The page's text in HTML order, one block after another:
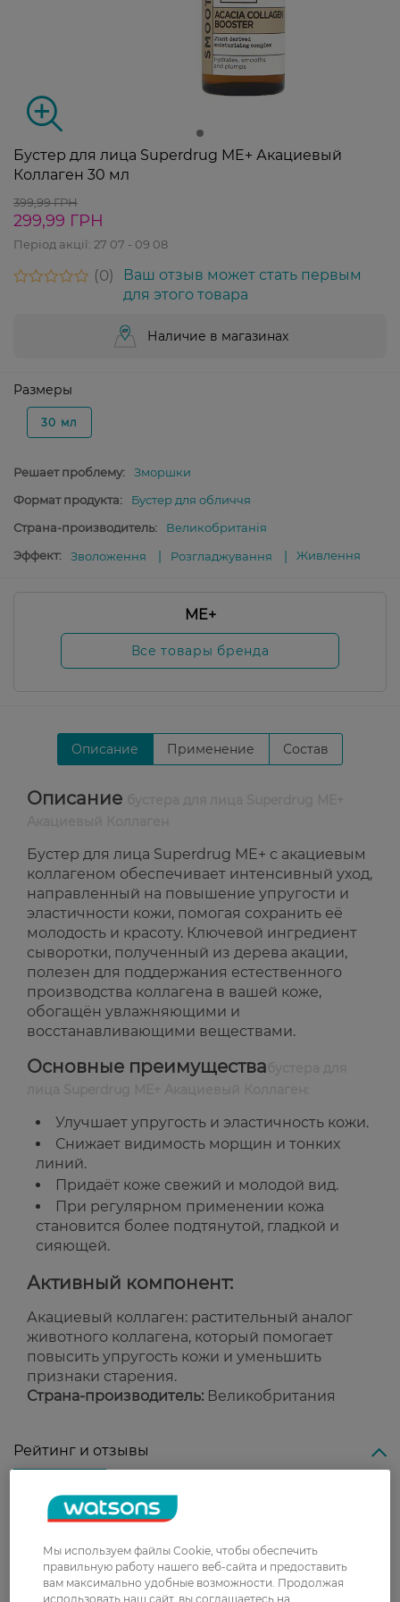
Бустер для лица Superdrug ME+ Акациевый
Коллаген 30 мл
399,99 ГРН
299,99 ГРН
Період акції: 27 07 - 09 08
0
Ваш отзыв может стать первым
для этого товара
Наличие в магазинах
Размеры
30 мл
Решает проблему:
Зморшки
Формат продукта:
Бустер для обличчя
Страна-производитель:
Великобританія
Эффект:
Зволоження Розгладжування Живлення
ME+
Все товары бренда
Описание Применение Состав
Описание
Бустер для лица Superdrug ME+ с акациевым
коллагеном обеспечивает интенсивный уход,
направленный на повышение упругости и
эластичности кожи, помогая сохранить её
молодость и красоту. Ключевой ингредиент
сыворотки, полученный из дерева акации,
полезен для поддержания естественного
производства коллагена в вашей коже,
обогащён увлажняющими и
восстанавливающими веществами.
Основные преимущества
Улучшает упругость и эластичность кожи.
Снижает видимость морщин и тонких
линий.
Придаёт коже свежий и молодой вид.
При регулярном применении кожа
становится более подтянутой, гладкой и
сияющей.
Активный компонент:
Акациевый коллаген: растительный аналог
животного коллагена, который помогает
повысить упругость кожи и уменьшить
признаки старения.
Страна-производитель: Великобритания
Рейтинг и отзывы
0
З 0 відгуків
0 відгуків
Мы используем файлы Cookie, чтобы обеспечить
правильную работу нашего веб-сайта и предоставить
вам максимально удобные возможности. Продолжая
использовать наш сайт, вы соглашаетесь на